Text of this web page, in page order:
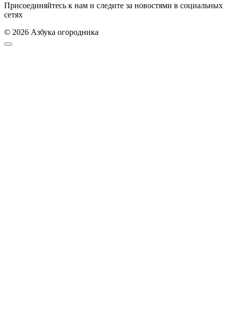
Присоединяйтесь к нам и следите за новостями в социальных
сетях
© 2026 Азбука огородника